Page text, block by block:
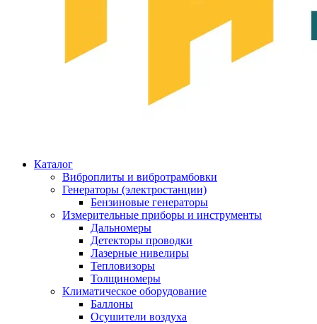
Каталог
Виброплиты и вибротрамбовки
Генераторы (электростанции)
Бензиновые генераторы
Измерительные приборы и инструменты
Дальномеры
Детекторы проводки
Лазерные нивелиры
Тепловизоры
Толщиномеры
Климатическое оборудование
Баллоны
Осушители воздуха